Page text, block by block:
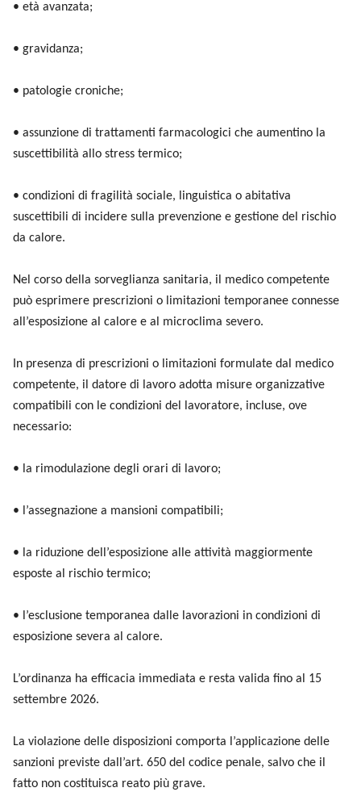
• età avanzata;
• gravidanza;
• patologie croniche;
• assunzione di trattamenti farmacologici che aumentino la
suscettibilità allo stress termico;
• condizioni di fragilità sociale, linguistica o abitativa
suscettibili di incidere sulla prevenzione e gestione del rischio
da calore.
Nel corso della sorveglianza sanitaria, il medico competente
può esprimere prescrizioni o limitazioni temporanee connesse
all’esposizione al calore e al microclima severo.
In presenza di prescrizioni o limitazioni formulate dal medico
competente, il datore di lavoro adotta misure organizzative
compatibili con le condizioni del lavoratore, incluse, ove
necessario:
• la rimodulazione degli orari di lavoro;
• l’assegnazione a mansioni compatibili;
• la riduzione dell’esposizione alle attività maggiormente
esposte al rischio termico;
• l’esclusione temporanea dalle lavorazioni in condizioni di
esposizione severa al calore.
L’ordinanza ha efficacia immediata e resta valida fino al 15
settembre 2026.
La violazione delle disposizioni comporta l’applicazione delle
sanzioni previste dall’art. 650 del codice penale, salvo che il
fatto non costituisca reato più grave.